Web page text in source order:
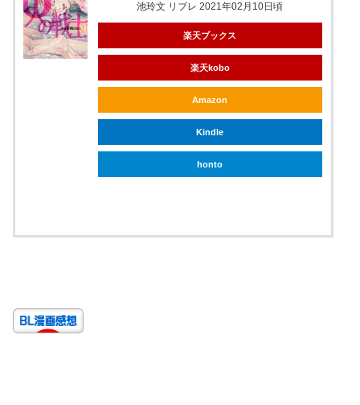
池玲文 リブレ 2021年02月10日頃
楽天ブックス
楽天kobo
Amazon
Kindle
honto